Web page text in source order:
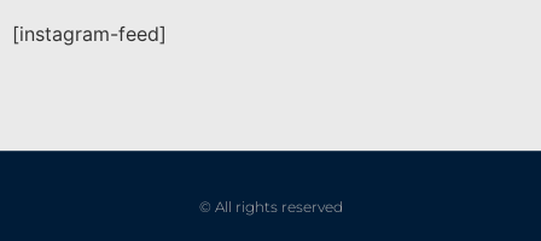
[instagram-feed]
© All rights reserved